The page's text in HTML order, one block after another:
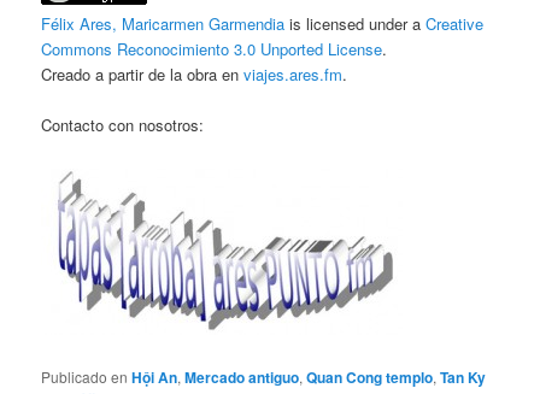
Félix Ares, Maricarmen Garmendia is licensed under aCreative
Commons Reconocimiento 3.0 Unported License.
Creado a partir de la obra enviajes.ares.fm.
Contacto con nosotros:
Publicado en Hội An,Mercado antiguo,Quan Cong templo,Tan Ky